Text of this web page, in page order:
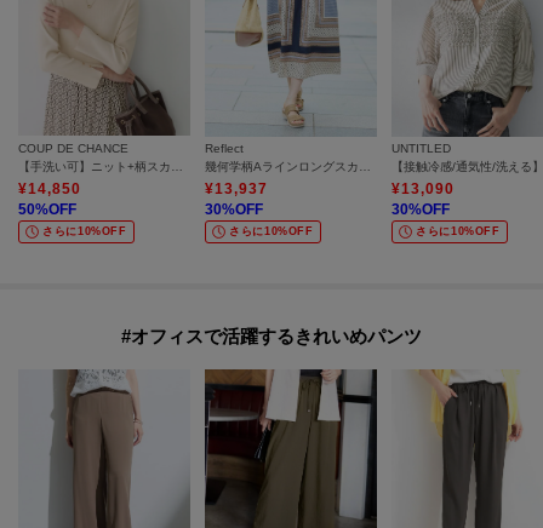
COUP DE CHANCE
¥14,850
50%OFF
さらに10%OFF
Reflect
¥13,937
30%OFF
さらに10%OFF
UNTITLED
¥13,090
30%OFF
さらに10%OFF
#オフィスで活躍するきれいめパンツ